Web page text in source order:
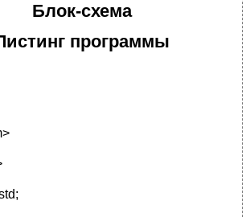
Блок-схема
программы